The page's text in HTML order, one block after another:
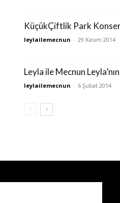
KüçükÇiftlik Park
leylailemecnun - 29 Kasım 2014
Leyla ile Mecnun
leylailemecnun - 6 Şubat 2014